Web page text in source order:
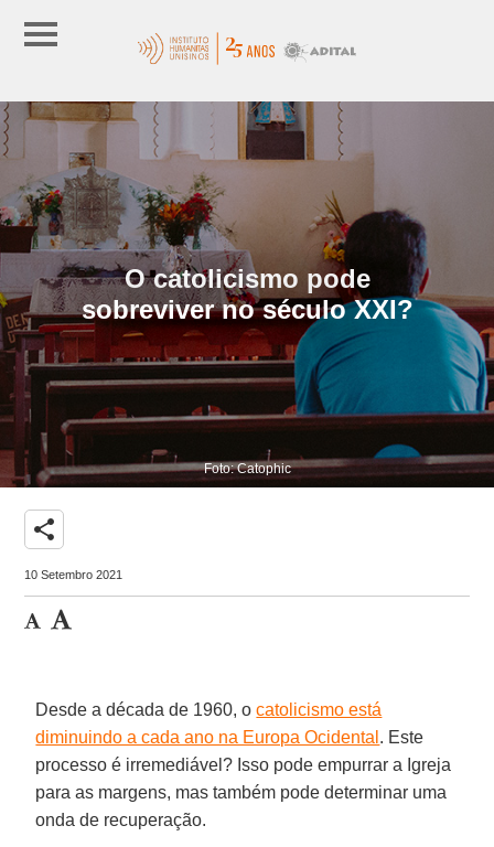
O catolicismo pode
sobreviver no século XXI?
Foto: Catophic
share
10 Setembro 2021
Desde a década de 1960, ocatolicismo está
diminuindo a cada ano na Europa Ocidental . Este
processo é irremediável? Isso pode empurrar a Igreja
para as margens, mas também pode determinar uma
onda de recuperação.